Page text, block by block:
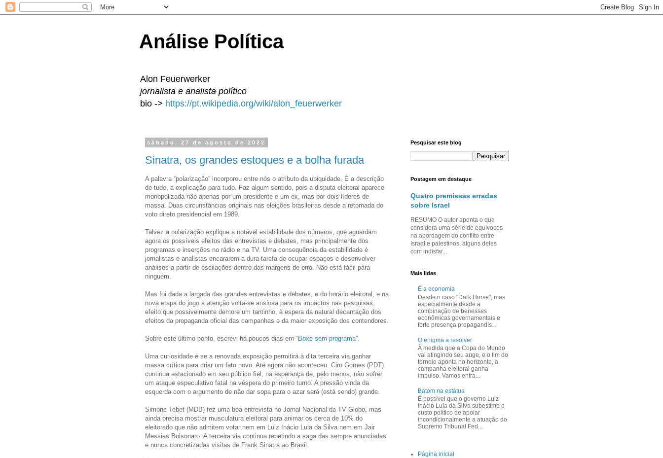
Análise Política
Alon Feuerwerker
jornalista e analista político
bio -> https://pt.wikipedia.org/wiki/alon_feuerwerker
sábado, 27 de agosto de 2022
Sinatra, os grandes estoques e a bolha furada
A palavra “polarização” incorporou entre nós o atributo da ubiquidade. É a descrição
de tudo, a explicação para tudo. Faz algum sentido, pois a disputa eleitoral aparece
monopolizada não apenas por um presidente e um ex, mas por dois líderes de
massa. Duas circunstâncias originais nas eleições brasileiras desde a retomada do
voto direto presidencial em 1989.
Talvez a polarização explique a notável estabilidade dos números, que aguardam
agora os possíveis efeitos das entrevistas e debates, mas principalmente dos
programas e inserções no rádio e na TV. Uma consequência da estabilidade é
jornalistas e analistas encararem a dura tarefa de ocupar espaços e desenvolver
análises a partir de oscilações dentro das margens de erro. Não está fácil para
ninguém.
Mas foi dada a largada das grandes entrevistas e debates, e do horário eleitoral, e na
nova etapa do jogo a atenção volta-se ansiosa para os impactos nas pesquisas,
efeito que possivelmente demore um tantinho, à espera da natural decantação dos
efeitos da propaganda oficial das campanhas e da maior exposição dos contendores.
Sobre este último ponto, escrevi há poucos dias em “Boxe sem programa”.
Uma curiosidade é se a renovada exposição permitirá à dita terceira via ganhar
massa crítica para criar um fato novo. Até agora não aconteceu. Ciro Gomes (PDT)
continua estacionado em seu público fiel, na esperança de, pelo menos, não sofrer
um ataque especulativo fatal na véspera do primeiro turno. A pressão vinda da
esquerda com o argumento de não dar sopa para o azar será (está sendo) grande.
Simone Tebet (MDB) fez uma boa entrevista no Jornal Nacional da TV Globo, mas
ainda precisa mostrar musculatura eleitoral para animar os cerca de 10% do
eleitorado que não admitem votar nem em Luiz Inácio Lula da Silva nem em Jair
Messias Bolsonaro. A terceira via continua repetindo a saga das sempre anunciadas
e nunca concretizadas visitas de Frank Sinatra ao Brasil.
Pesquisar este blog
Postagem em destaque
Quatro premissas erradas
sobre Israel
RESUMO O autor aponta o que
considera uma série de equívocos
na abordagem do conflito entre
Israel e palestinos, alguns deles
com indisfar...
Mais lidas
É a economia
Desde o caso "Dark Horse", mas
especialmente desde a
combinação de benesses
econômicas governamentais e
forte presença propagandís...
O enigma a resolver
À medida que a Copa do Mundo
vai atingindo seu auge, e o fim do
torneio aponta no horizonte, a
campanha eleitoral ganha
impulso. Vamos entra...
Batom na estátua
É possível que o governo Luiz
Inácio Lula da Silva subestime o
custo político de apoiar
incondicionalmente a atuação do
Supremo Tribunal Fed...
Página inicial